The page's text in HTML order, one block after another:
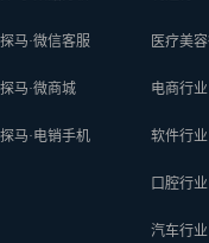
探马·微信客服
探马·微商城
探马·电销手机
医疗美
电商行业
软件行业
口腔行业
汽车行业